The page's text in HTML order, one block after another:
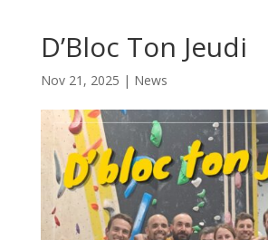
D’Bloc Ton Jeudi
Nov 21, 2025 | News